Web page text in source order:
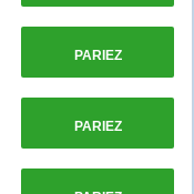
PARIEZ
PARIEZ